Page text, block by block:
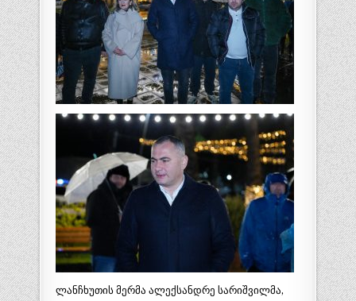
ლანჩხუთის მერმა ალექსანდრე სარიშვილმა,